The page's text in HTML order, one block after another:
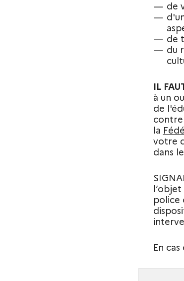
de
de
du
IL
à un
de
contre
la
votre
dans
police
En